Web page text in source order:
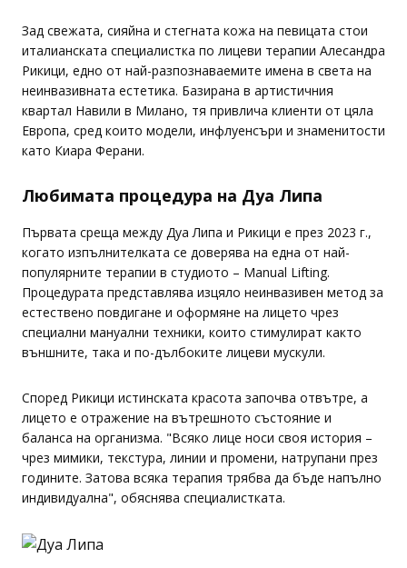
Зад свежата, сияйна и стегната кожа на певицата стои
италианската специалистка по лицеви терапии Алесандра
Рикици, едно от най-разпознаваемите имена в света на
неинвазивната естетика. Базирана в артистичния
квартал Навили в Милано, тя привлича клиенти от цяла
Европа, сред които модели, инфлуенсъри и знаменитости
като Киара Ферани.
Любимата процедура на Дуа Липа
Първата среща между Дуа Липа и Рикици е през 2023 г.,
когато изпълнителката се доверява на една от най-
популярните терапии в студиото – Manual Lifting.
Процедурата представлява изцяло неинвазивен метод за
естествено повдигане и оформяне на лицето чрез
специални мануални техники, които стимулират както
външните, така и по-дълбоките лицеви мускули.
Според Рикици истинската красота започва отвътре, а
лицето е отражение на вътрешното състояние и
баланса на организма. "Всяко лице носи своя история –
чрез мимики, текстура, линии и промени, натрупани през
годините. Затова всяка терапия трябва да бъде напълно
индивидуална", обяснява специалистката.